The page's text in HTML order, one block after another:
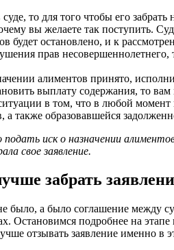
то для того чтобы его
вы желаете так поступить.
будет остановлено, и к
прав несовершеннолетнего,
алиментов принято,
выплату содержания, то
в том, что в любой момент
а также образовавшейся
иск о назначении
свое заявление.
забрать
было, а было соглашение между
Остановимся подробнее на этапе
отзывать заявление именно в